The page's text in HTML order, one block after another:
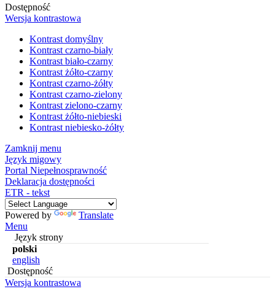
Dostępność
Wersja kontrastowa
Kontrast domyślny
Kontrast czarno-biały
Kontrast biało-czarny
Kontrast żółto-czarny
Kontrast czarno-żółty
Kontrast czarno-zielony
Kontrast zielono-czarny
Kontrast żółto-niebieski
Kontrast niebiesko-żółty
Zamknij menu
Język migowy
Portal Niepełnosprawność
Deklaracja dostępności
ETR - tekst
Powered by
Translate
Menu
Język strony
polski
english
Dostępność
Wersja kontrastowa